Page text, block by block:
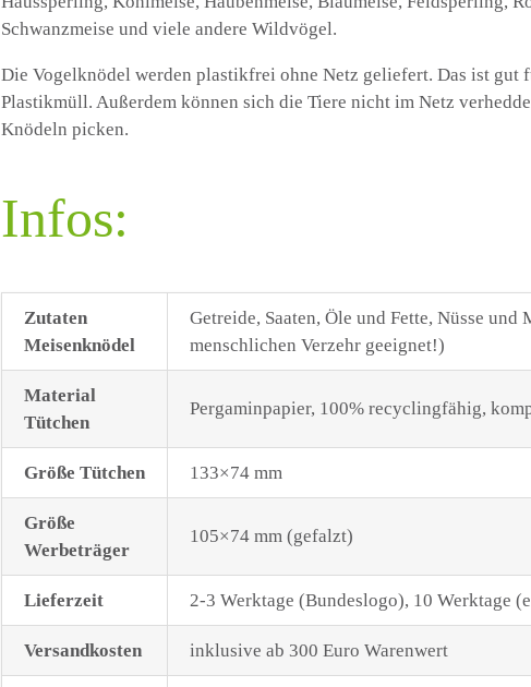
Schwanzmeise und viele andere Wildvögel.
Die Vogelknödel werden plastikfrei ohne Netz geliefert. Das ist gut
Plastikmüll. Außerdem können sich die Tiere nicht im Netz
Knödeln picken.
Infos:
Zutaten
Meisenknödel
Getreide, Saaten, Öle und Fette, Nüsse
menschlichen Verzehr geeignet!)
Material
Tütchen
Pergaminpapier, 100% recyclingfähig,
Größe Tütchen 133×74 mm
Größe
Werbeträger
105×74 mm (gefalzt)
Lieferzeit 2-3 Werktage (Bundeslogo), 10 Werktage
Versandkosten inklusive ab 300 Euro Warenwert